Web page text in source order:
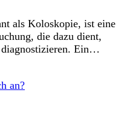
als Koloskopie, ist eine
die dazu dient,
Ein